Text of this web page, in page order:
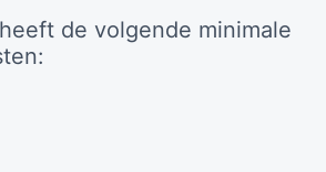
de volgende minimale